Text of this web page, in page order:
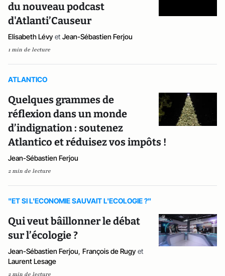
du nouveau podcast
d'Atlanti’Causeur
Elisabeth Lévy et Jean-Sébastien Ferjou
1 min de lecture
ATLANTICO
Quelques grammes de
réflexion dans un monde
d’indignation : soutenez
Atlantico et réduisez vos impôts !
Jean-Sébastien Ferjou
2 min de lecture
"ET SI L'ECONOMIE SAUVAIT L'ECOLOGIE ?"
Qui veut bâillonner le débat
sur l’écologie ?
Jean-Sébastien Ferjou, François de Rugy et
Laurent Lesage
2 min de lecture